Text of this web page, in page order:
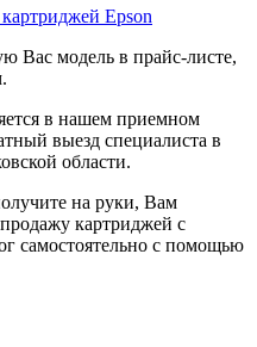
Epson
Вас модель в прайс-листе,
в нашем приемном
выезд специалиста в
области.
на руки, Вам
картриджей с
самостоятельно с помощью